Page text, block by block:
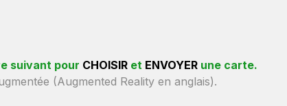
suivant pour CHOISIR et ENVOYER une carte.
(Augmented Reality en anglais).